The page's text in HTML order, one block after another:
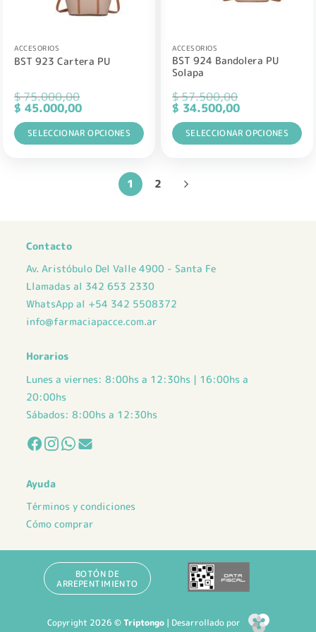
la
página
producto
la
página
de
producto
ACCESORIOS
BST 923 Cartera PU
$75.000,00
El
precio
original
era:
$ 75.000,00.
$ 45.000,00El
precio
actual
es:
$ 45.000,00.
SELECCIONAR OPCIONES
opciones
pueden
elegir
página
producto
ACCESORIOS
BST 924 Bandolera PU
Solapa
$57.500,00
El
precio
original
era:
$ 57.500,00.
$ 34.500,00El
precio
actual
es:
$ 34.500,00.
SELECCIONAR OPCIONES
tiene
pueden
en
1 2
Contacto
Av. Aristóbulo Del Valle 4900 - Santa Fe
Llamadas al 342 653 2330
WhatsApp al +54 342 5508372
info@farmaciapacce.com.ar
Horarios
Lunes a viernes: 8:00hs a 12:30hs | 16:00hs a
20:00hs
Sábados: 8:00hs a 12:30hs
Ayuda
Términos y condiciones
Cómo comprar
BOTÓN DE
ARREPENTIMIENTO
Copyright 2026 ©Triptongo| Desarrollado por